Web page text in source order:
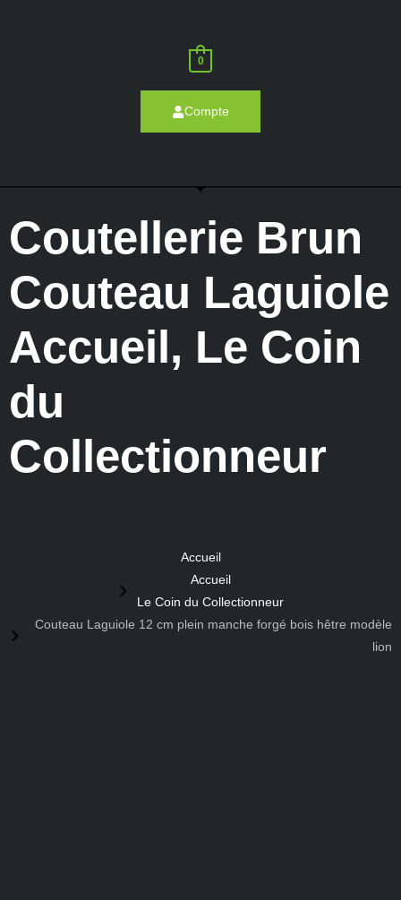
0
Compte
Coutellerie Brun
Couteau Laguiole
Accueil, Le Coin
du
Collectionneur
Accueil
Accueil
Le Coin du Collectionneur
Couteau Laguiole 12 cm plein manche forgé bois hêtre modèle
lion